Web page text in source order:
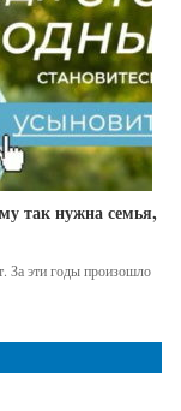
так нужна семья,
За эти годы произошло